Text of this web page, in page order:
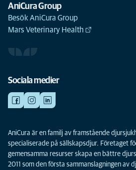
AniCura Group
Besök AniCura Group
Mars Veterinary Health
Sociala medier
AniCura är en familj av framstående
specialiserade på sällskapsdjur. Företaget
gemensamma resurser skapa en bättre
2011 som den första sammanslagningen av